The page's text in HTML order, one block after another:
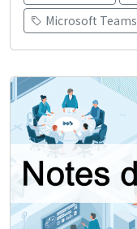
Microsoft Teams